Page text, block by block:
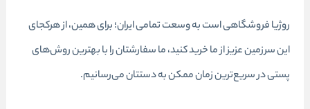
روژیا فروشگاهی است به وسعت تمامی ایران؛ برای همین، از هرکجای
این سرزمین عزیز از ما خرید کنید، ما سفارشتان را با بهترین روش‌های
پستی در سریع‌ترین زمان ممکن به دستتان می‌رسانیم.